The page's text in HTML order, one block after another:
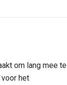
om lang mee te
het